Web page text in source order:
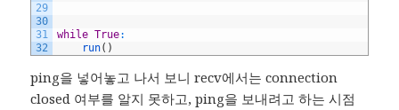
29
30
31
32
while True:
run( )
ping을 넣어놓고 나서 보니 recv에서는 connection
closed 여부를 알지 못하고, ping을 보내려고 하는 시점